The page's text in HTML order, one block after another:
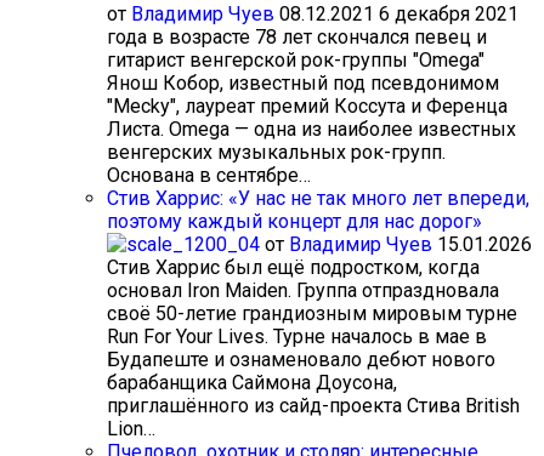
от Владимир Чуев 08.12.2021 6 декабря 2021
года в возрасте 78 лет скончался певец и
гитарист венгерской рок-группы "Omega"
Янош Кобор, известный под псевдонимом
"Mecky", лауреат премий Коссута и Ференца
Листа. Omega — одна из наиболее известных
венгерских музыкальных рок-групп.
Основана в сентябре…
Стив Харрис: «У нас не так много лет впереди,
поэтому каждый концерт для нас дорог»
от Владимир Чуев 15.01.2026
Стив Харрис был ещё подростком, когда
основал Iron Maiden. Группа отпраздновала
своё 50-летие грандиозным мировым турне
Run For Your Lives. Турне началось в мае в
Будапеште и ознаменовало дебют нового
барабанщика Саймона Доусона,
приглашённого из сайд-проекта Стива British
Lion…